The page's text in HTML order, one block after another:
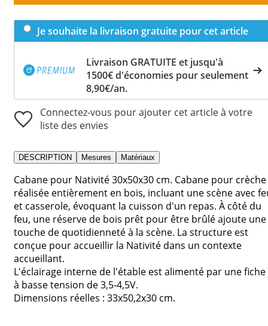
Je souhaite la livraison gratuite pour cet article
Livraison GRATUITE et jusqu'à
1500€ d'économies pour seulement
8,90€/an.
Connectez-vous pour ajouter cet article à votre
liste des envies
DESCRIPTION Mesures Matériaux
Cabane pour Nativité 30x50x30 cm. Cabane pour crèche
réalisée entièrement en bois, incluant une scène avec
et casserole, évoquant la cuisson d'un repas. À côté du
feu, une réserve de bois prêt pour être brûlé ajoute une
touche de quotidienneté à la scène. La structure est
conçue pour accueillir la Nativité dans un contexte
accueillant.
L'éclairage interne de l'étable est alimenté par une fiche
à basse tension de 3,5-4,5V.
Dimensions réelles : 33x50,2x30 cm.